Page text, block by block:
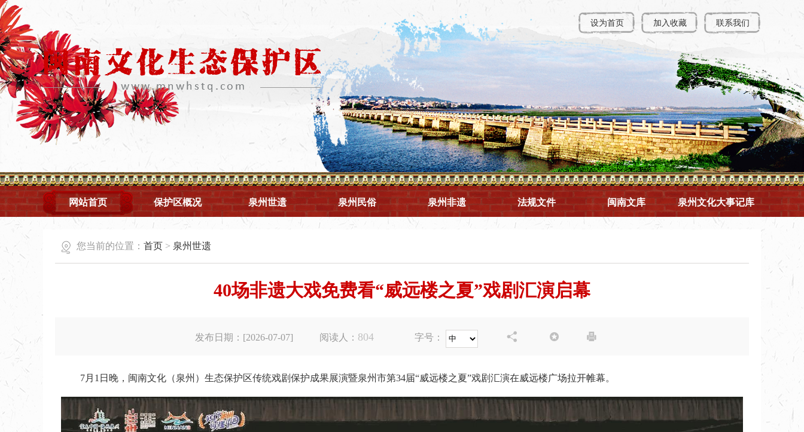
设为首页 加入收藏 联系我们
网站首页 保护区概况 泉州世遗 泉州民俗 泉州非遗 法规文件 闽南文库 泉州文化大事记库
您当前的位置： 首页 > 泉州世遗
40场非遗大戏免费看“威远楼之夏”戏剧汇演启幕
发布日期：[2026-07-07] 阅读人： 804 字号：   
7月1日晚，闽南文化（泉州）生态保护区传统戏剧保护成果展演暨泉州市第34届“威远楼之夏”戏剧汇演在威远楼广场拉开帷幕。